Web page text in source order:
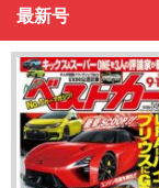
最新号